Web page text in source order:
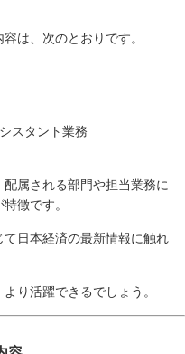
は、次のとおりです。
スタント業務
属される部門や担当業務に
徴です。
日本経済の最新情報に触れ
り活躍できるでしょう。